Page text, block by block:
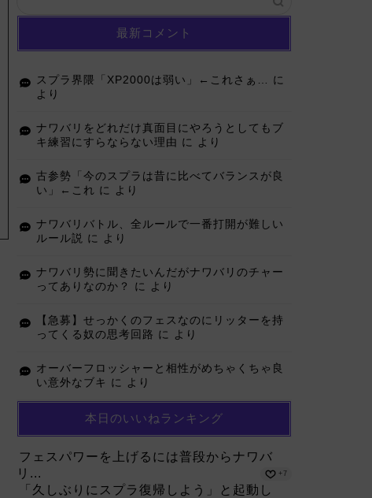
最新コメント
スプラ界隈「XP2000は弱い」←これさぁ…
に
より
ナワバリをどれだけ真面目にやろうとしてもブ
キ練習にすらならない理由 に より
古参勢「今のスプラは昔に比べてバランスが良
い」←これ に より
ナワバリバトル、全ルールで一番打開が難しい
ルール説 に より
ナワバリ勢に聞きたいんだがナワバリのチャー
ってありなのか？
に より
【急募】せっかくのフェスなのにリッターを持
ってくる奴の思考回路 に より
オーバーフロッシャーと相性がめちゃくちゃ良
い意外なブキ に より
本日のいいねランキング
フェスパワーを上げるには普段からナワバ
リ...
+7
「久しぶりにスプラ復帰しよう」と起動し